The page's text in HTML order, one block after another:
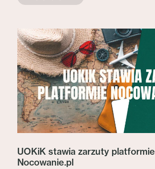
UOKiK stawia zarzuty platformie
Nocowanie.pl